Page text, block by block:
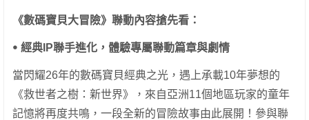
《數碼寶貝大冒險》聯動內容搶先看：
ꔷ 經典 IP聯手進化，體驗專屬聯動篇章與劇情
當閃耀26年的數碼寶貝經典之光，遇上承載10年夢想的
《救世者之樹：新世界》，來自亞洲11個地區玩家的童年
記憶將再度共鳴，一段全新的冒險故事由此展開！參與聯